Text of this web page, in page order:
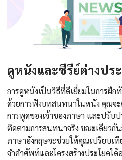
ดูหนังและซีรีย์ต่างปร
การดูหนังเป็นวิธีที่ดีเยี่ยมในการฝึก
ด้วยการฟังบทสนทนาในหนัง คุณจะ
การพูดของเจ้าของภาษา และปรับป
ติดตามการสนทนาจริง ขณะเดียวกั
ภาษาอังกฤษจะช่วยให้คุณเปรียบเที
จำคำศัพท์และโครงสร้างประโยคไ